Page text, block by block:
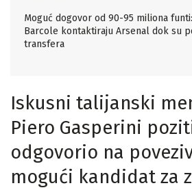
Moguć dogovor od 90-95 miliona
Barcole kontaktiraju Arsenal dok su
transfera
Iskusni talijanski
Piero Gasperini
odgovorio na
mogući kandidat za